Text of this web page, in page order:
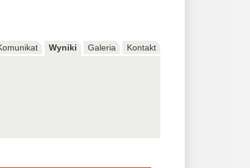
Wyniki Galeria Kontakt